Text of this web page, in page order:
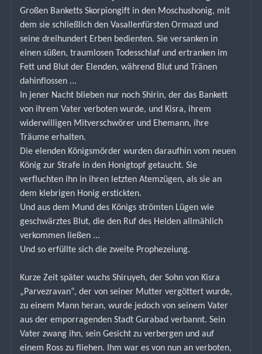
Großen Banketts Skorpiongift in den Moschushonig, mit
dem sie schließlich den Vasallenfürsten Ormazd und
seine dreihundert Erben bedienten. Sie versanken in
einen süßen, traumlosen Todesschlaf und ertranken im
Fett und Blut der Elenden, während Blut und Tränen
dahinflossen ...
In jener Nacht blieben nur noch Shirin, der das Bankett
von ihrem Vater verboten wurde, und Kisra, ihrem
widerwilligen Mitverschwörer und Ehemann, ihre
Träume erhalten.
Die elenden Königsmörder wurden daraufhin vom neuen
König zur Strafe in den Honigtopf getaucht. Sie
verfluchten ihn in ihren letzten Atemzügen, als sie an
dem klebrigen Honig erstickten.
Und aus dem Mund des Königs strömten Lügen wie
geschwärztes Blut, die den Ruf des Helden allmählich
verkommen ließen ...
Und so erfüllte sich die zweite Prophezeiung.
Kurze Zeit später wuchs Shiruyeh, der Sohn von Kisra
„Parvezravan“, der von seiner Mutter vergöttert wurde,
zu einem Mann heran, wurde jedoch von seinem Vater
aus der emporragenden Stadt Gurabad verbannt. Sein
Vater zwang ihn, sein Gesicht zu verbergen und auf
einem Ross zu fliehen. Ihm war es von nun an verboten,